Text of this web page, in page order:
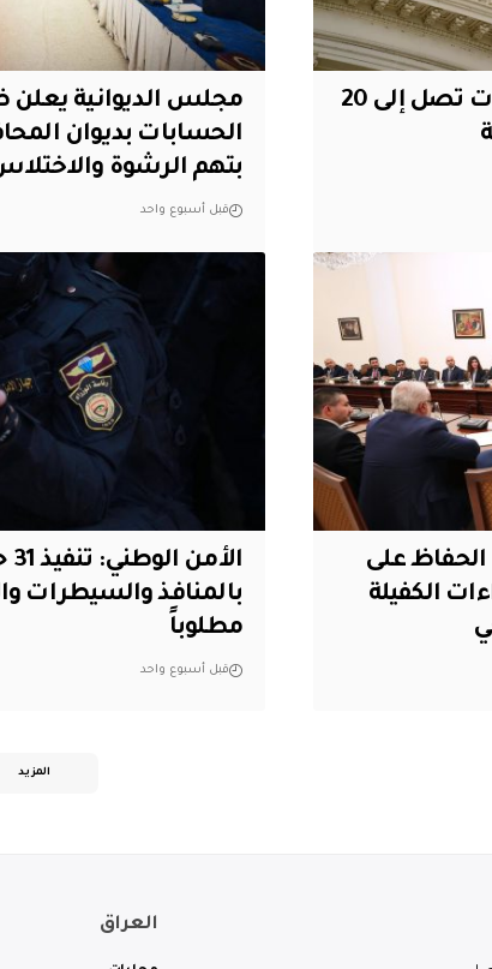
أميركا تقر سندات تأشيرات تصل إلى 20
مجلس الديوانية
الحسابات بديوان
بتهم الرشوة
قبل أسبوع واحد
على
الكفيلة
مطلوباً
قبل أسبوع واحد
المزيد
العراق